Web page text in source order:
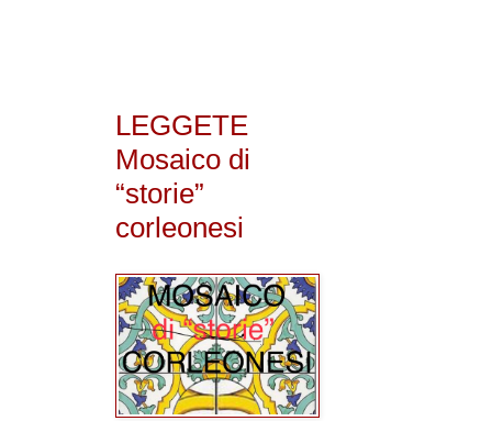
LEGGETE
Mosaico di
“storie”
corleonesi